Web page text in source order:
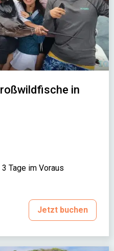
in
Tage im Voraus
Jetzt buchen